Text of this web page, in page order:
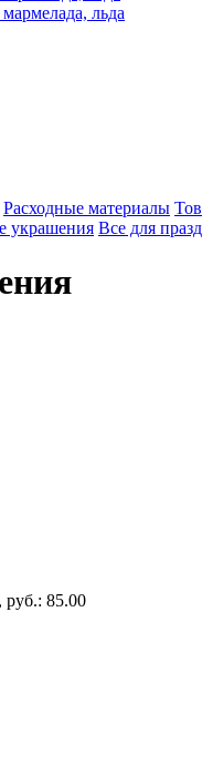
льда
Расходные материалы
украшения Все для
85.00